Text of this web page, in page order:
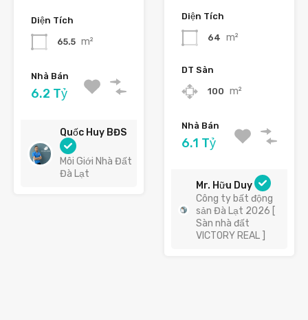
Diện Tích
65.5 m²
Nhà Bán
6.2 Tỷ
Quốc Huy BĐS
Môi Giới Nhà Đất
Đà Lạt
Diện Tích
64 m²
DT Sàn
100 m²
Nhà Bán
6.1 Tỷ
Mr. Hữu Duy
Công ty bất động
sản Đà Lạt 2026 [
Sàn nhà đất
VICTORY REAL ]